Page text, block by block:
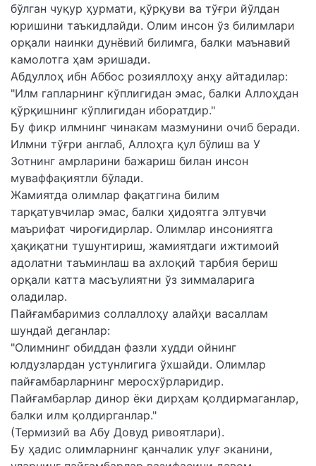
бўлган чуқур ҳурмати, қўрқуви ва тўғри йўлдан
юришини таъкидлайди. Олим инсон ўз билимлари
орқали наинки дунёвий билимга, балки маънавий
камолотга ҳам эришади.
Абдуллоҳ ибн Аббос розияллоҳу анҳу айтадилар:
"Илм гапларнинг кўплигидан эмас, балки Аллоҳдан
қўрқишнинг кўплигидан иборатдир."
Бу фикр илмнинг чинакам мазмунини очиб беради.
Илмни тўғри англаб, Аллоҳга қул бўлиш ва У
Зотнинг амрларини бажариш билан инсон
муваффақиятли бўлади.
Жамиятда олимлар фақатгина билим
тарқатувчилар эмас, балки ҳидоятга элтувчи
маърифат чироғидирлар. Олимлар инсониятга
ҳақиқатни тушунтириш, жамиятдаги ижтимоий
адолатни таъминлаш ва ахлоқий тарбия бериш
орқали катта масъулиятни ўз зиммаларига
оладилар.
Пайғамбаримиз соллаллоҳу алайҳи васаллам
шундай деганлар:
"Олимнинг обиддан фазли худди ойнинг
юлдузлардан устунлигига ўхшайди. Олимлар
пайғамбарларнинг меросхўрларидир.
Пайғамбарлар динор ёки дирҳам қолдирмаганлар,
балки илм қолдирганлар."
(Термизий ва Абу Довуд ривоятлари).
Бу ҳадис олимларнинг қанчалик улуғ эканини,